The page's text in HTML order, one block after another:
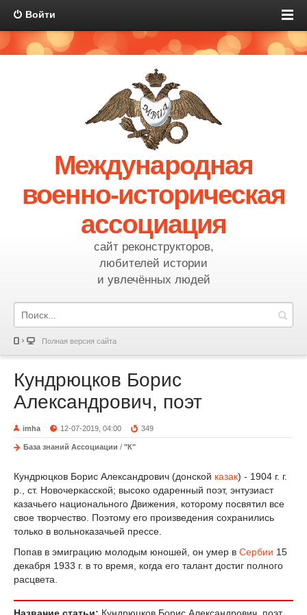
Войти
Международная
военно-историческая
ассоциация
сайт реконструкторов,
любителей истории
и увлечённых людей
Полная версия сайта
Кундрюцков Борис
Александрович, поэт
imha 12-07-2019, 04:00 349
База знаний Ассоциации / "К"
Кундрюцков Борис Александрович (донской казак) - 1904 г. г.
р., ст. Новочеркасской; высоко одаренный поэт, энтузиаст
казачьего национального Движения, которому посвятил все
свое творчество. Поэтому его произведения сохранились
только в вольноказачьей прессе.
Попав в эмиграцию молодым юношей, он умер в Сербии 15
декабря 1933 г. в то время, когда его талант достиг полного
расцвета.
Название статьи: Кундрюцков Борис Александрович, поэт